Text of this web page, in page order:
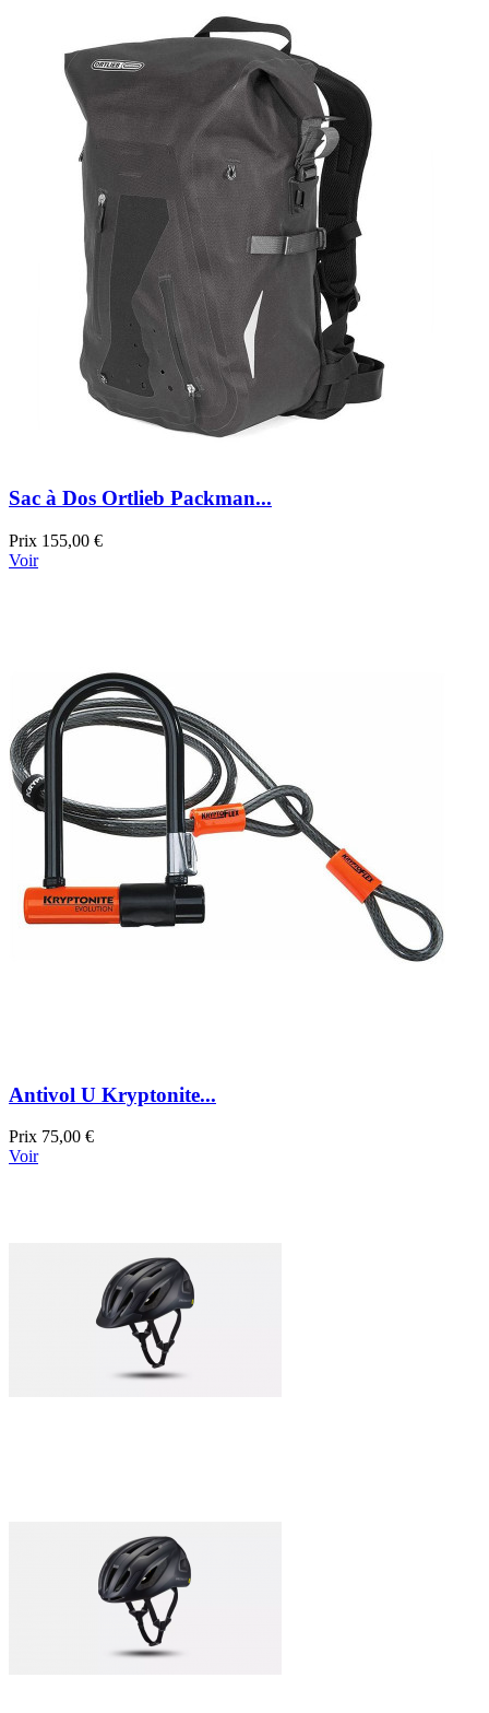
Sac à Dos Ortlieb Packman...
Prix 155,00 €
Voir
Antivol U Kryptonite...
Prix 75,00 €
Voir